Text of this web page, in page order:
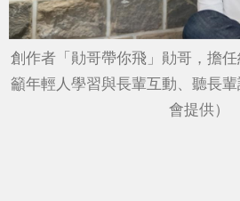
創作者「勛哥帶你飛」勛哥，擔
籲年輕人學習與長輩互動、聽長
會提供）